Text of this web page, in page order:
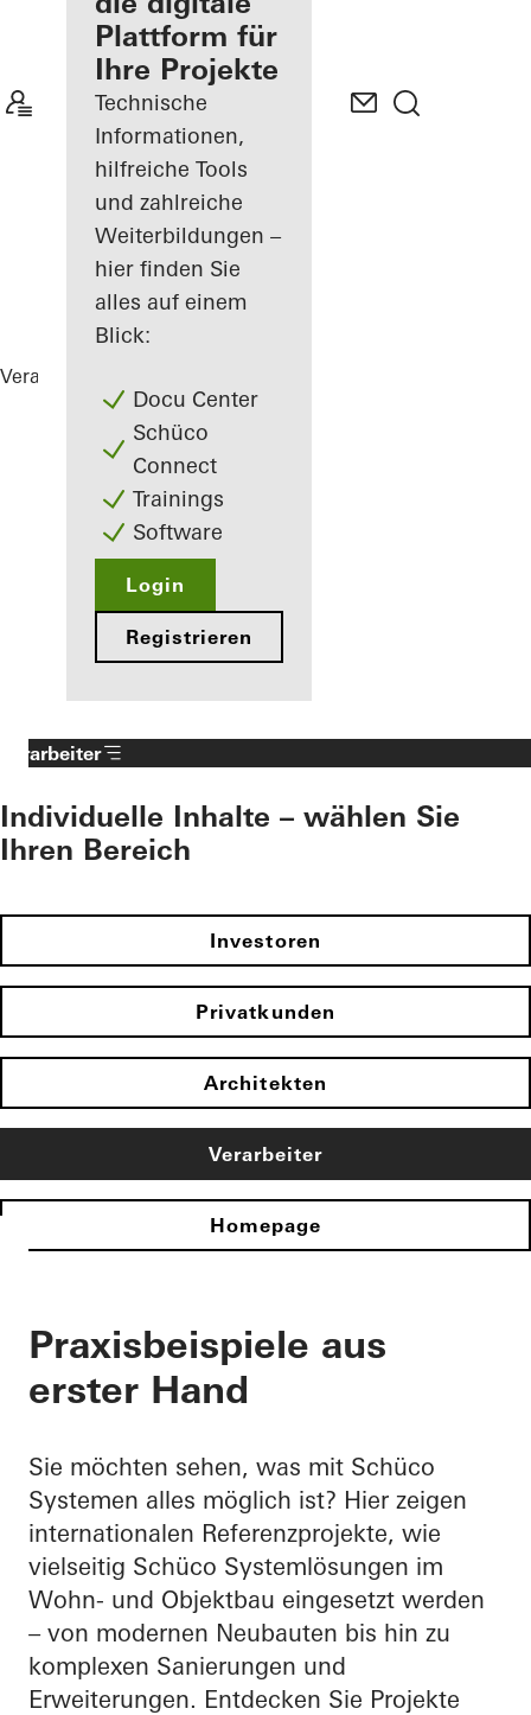
Mein
Arbeitsplatz
kennenlernen
Plattform für
Ihre Projekte
Technische
Informationen,
hilfreiche Tools
und zahlreiche
Weiterbildungen –
hier finden Sie
alles auf einem
Blick:
Docu Center
Schüco
Connect
Trainings
Software
Login
Registrieren
Verarbeiter
Verarbeiter
Individuelle Inhalte – wählen Sie
Ihren Bereich
Investoren
Privatkunden
Architekten
Verarbeiter
Homepage
Praxisbeispiele aus
erster Hand
Sie möchten sehen, was mit Schüco
Systemen alles möglich ist? Hier zeigen
internationalen Referenzprojekte, wie
vielseitig Schüco Systemlösungen im
Wohn- und Objektbau eingesetzt werden
– von modernen Neubauten bis hin zu
komplexen Sanierungen und
Erweiterungen. Entdecken Sie Projekte